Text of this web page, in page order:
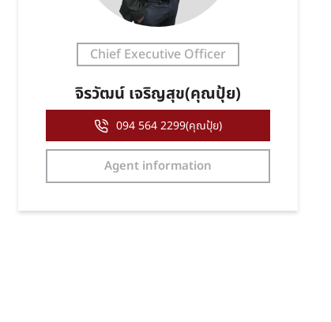
Chief Executive Officer
จิรวัฒน์ เจริญสุข(คุณปุ้ย)
094 564 2299(คุณปุ้ย)
Agent information